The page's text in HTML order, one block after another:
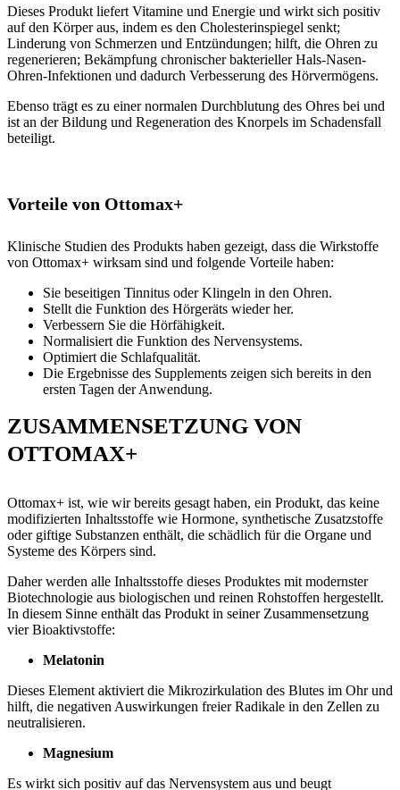
Dieses Produkt liefert Vitamine und Energie und wirkt sich positiv
auf den Körper aus, indem es den Cholesterinspiegel senkt;
Linderung von Schmerzen und Entzündungen; hilft, die Ohren zu
regenerieren; Bekämpfung chronischer bakterieller Hals-Nasen-
Ohren-Infektionen und dadurch Verbesserung des Hörvermögens.
Ebenso trägt es zu einer normalen Durchblutung des Ohres bei und
ist an der Bildung und Regeneration des Knorpels im Schadensfall
beteiligt.
Vorteile von Ottomax+
Klinische Studien des Produkts haben gezeigt, dass die Wirkstoffe
von Ottomax+ wirksam sind und folgende Vorteile haben:
Sie beseitigen Tinnitus oder Klingeln in den Ohren.
Stellt die Funktion des Hörgeräts wieder her.
Verbessern Sie die Hörfähigkeit.
Normalisiert die Funktion des Nervensystems.
Optimiert die Schlafqualität.
Die Ergebnisse des Supplements zeigen sich bereits in den
ersten Tagen der Anwendung.
ZUSAMMENSETZUNG VON
OTTOMAX+
Ottomax+ ist, wie wir bereits gesagt haben, ein Produkt, das keine
modifizierten Inhaltsstoffe wie Hormone, synthetische Zusatzstoffe
oder giftige Substanzen enthält, die schädlich für die Organe und
Systeme des Körpers sind.
Daher werden alle Inhaltsstoffe dieses Produktes mit modernster
Biotechnologie aus biologischen und reinen Rohstoffen hergestellt.
In diesem Sinne enthält das Produkt in seiner Zusammensetzung
vier Bioaktivstoffe:
Melatonin
Dieses Element aktiviert die Mikrozirkulation des Blutes im Ohr und
hilft, die negativen Auswirkungen freier Radikale in den Zellen zu
neutralisieren.
Magnesium
Es wirkt sich positiv auf das Nervensystem aus und beugt